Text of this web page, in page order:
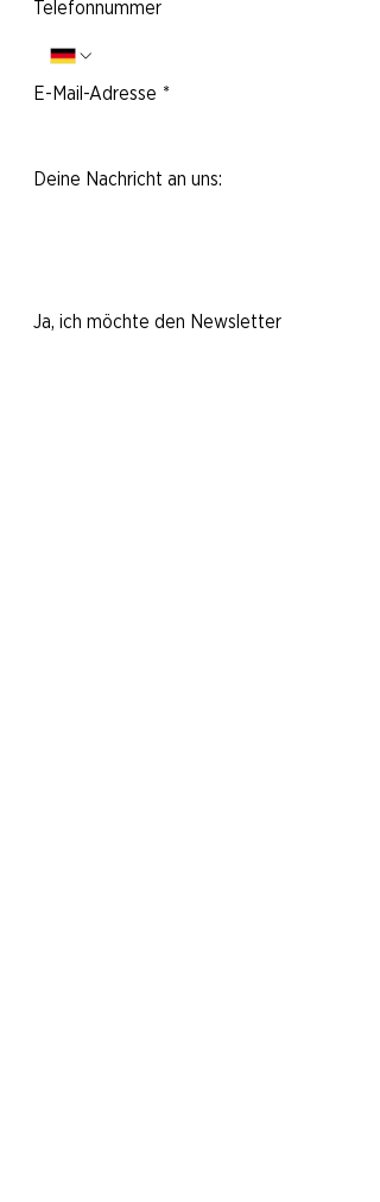
Telefonnummer
E-Mail-Adresse *
Deine Nachricht an uns:
Ja, ich möchte den Newsletter